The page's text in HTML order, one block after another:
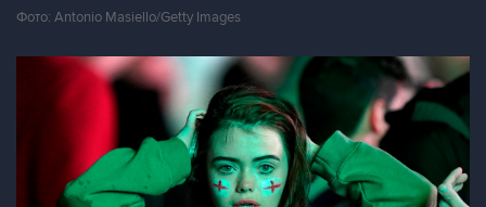
Фото: Antonio Masiello/Getty Images